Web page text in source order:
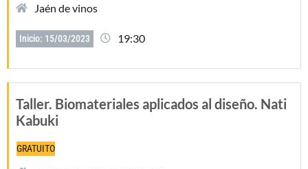
Jaén de vinos
Inicio: 15/03/2023 19:30
Taller. Biomateriales aplicados al diseño. Nati
Kabuki
GRATUITO